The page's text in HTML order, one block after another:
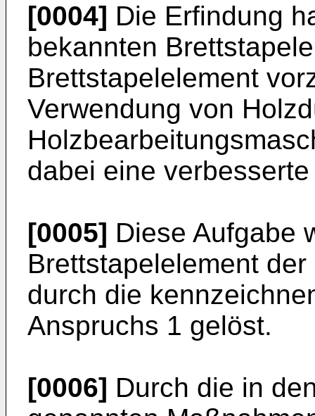
[0004] Die Erfindung
bekannten
Brettstapelelement
Verwendung von
dabei eine
[0005] Diese Aufgabe
Brettstapelelement
durch die
Anspruchs 1 gelöst.
[0006] Durch die in